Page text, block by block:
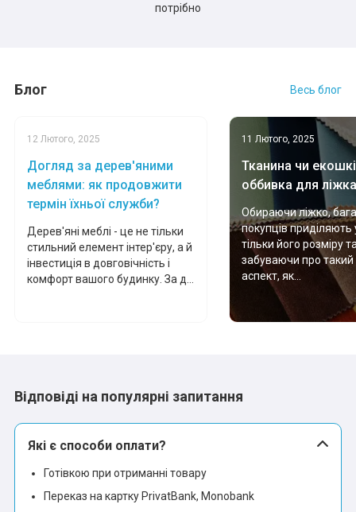
потрібно
Блог Весь блог
12 Лютого, 2025
Догляд за дерев'яними
меблями: як продовжити
термін їхньої служби?
Дерев'яні меблі - це не тільки
стильний елемент інтер'єру, а й
інвестиція в довговічність і
комфорт вашого будинку. За д...
11 Лютого, 2025
Тканина чи
оббивка для
Обираючи ліжко,
покупців приділяють
тільки його розміру
забуваючи про
аспект, як...
Відповіді на популярні запитання
Які є способи оплати?
Готівкою при отриманні товару
Переказ на картку PrivatBank, Monobank